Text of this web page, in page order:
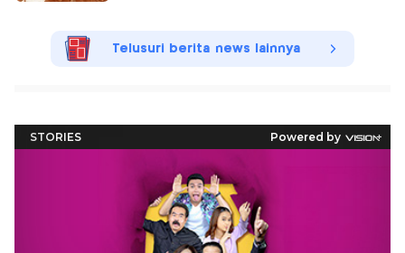
Telusuri berita news lainnya